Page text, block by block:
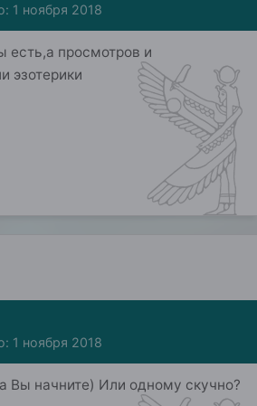
1 ноября 2018
есть,а просмотров и
эзотерики
1 ноября 2018
Вы начните) Или одному скучно?